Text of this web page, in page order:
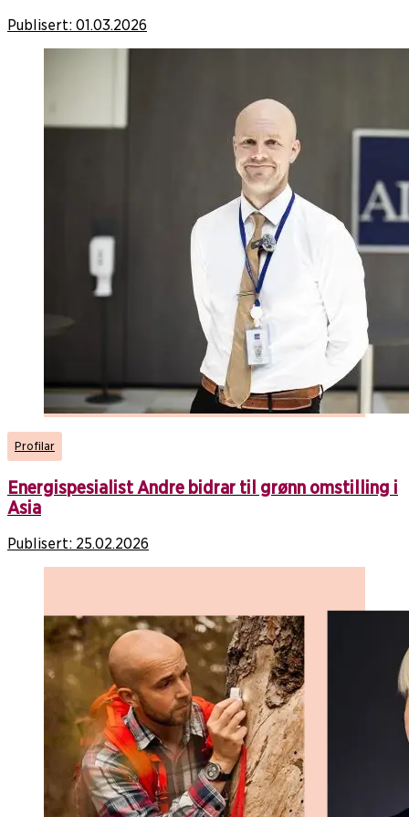
Publisert: 01.03.2026
Profilar
Energispesialist Andre bidrar til grønn omstilling i
Asia
Publisert: 25.02.2026